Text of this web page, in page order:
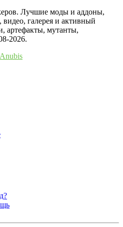
Лучшие моды и аддоны,
галерея и активный
артефакты, мутанты,
2026.